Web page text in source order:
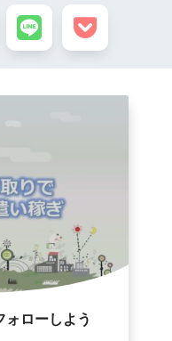
ォローしよう